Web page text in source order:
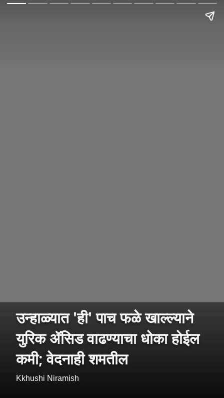
उन्हाळ्यात 'ही' पाच फळे खाल्ल्याने
युरिक ॲसिड वाढण्याचा धोका होईल
कमी; वेदनाही शमतील
Kkhushi Niramish